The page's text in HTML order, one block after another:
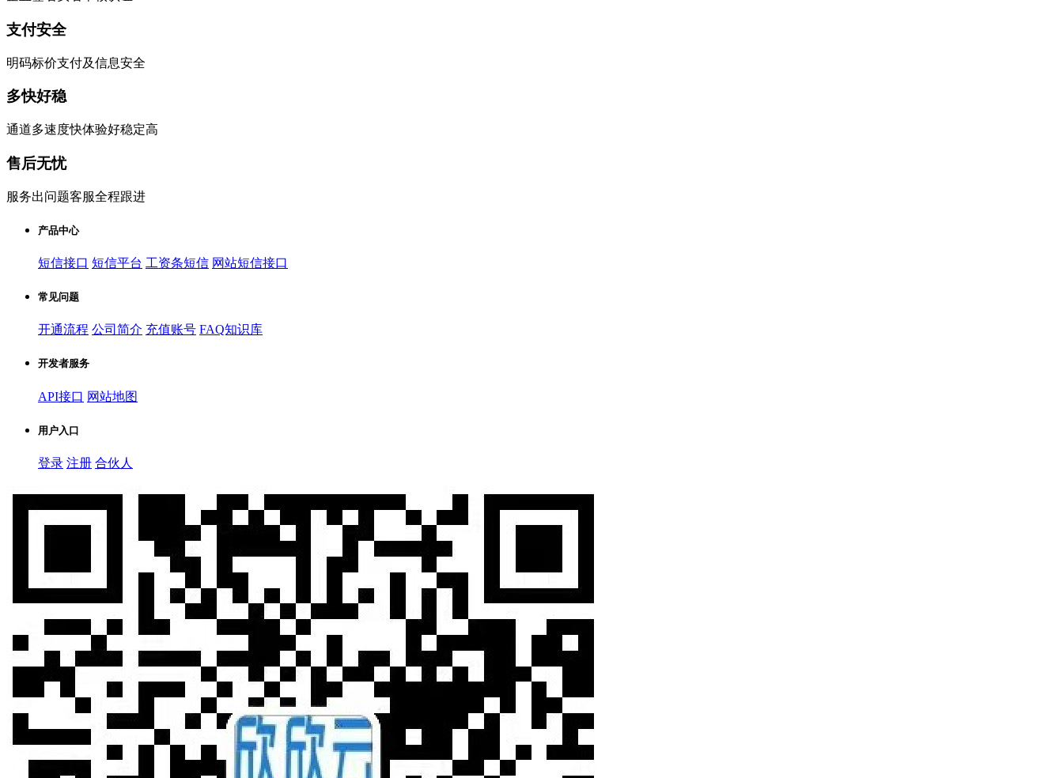
支付安全
明码标价支付及信息安全
多快好稳
通道多速度快体验好稳定高
售后无忧
服务出问题客服全程跟进
产品中心
短信接口 短信平台 工资条短信 网站短信接口
常见问题
开通流程 公司简介 充值账号 FAQ知识库
开发者服务
API接口 网站地图
用户入口
登录 注册 合伙人